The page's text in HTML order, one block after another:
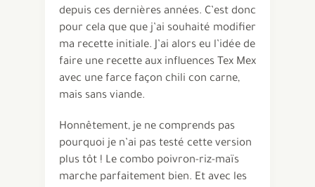
depuis ces dernières années. C’est donc
pour cela que que j’ai souhaité modifier
ma recette initiale. J’ai alors eu l’idée de
faire une recette aux influences Tex Mex
avec une farce façon chili con carne,
mais sans viande.
Honnêtement, je ne comprends pas
pourquoi je n’ai pas testé cette version
plus tôt ! Le combo poivron-riz-maïs
marche parfaitement bien. Et avec les